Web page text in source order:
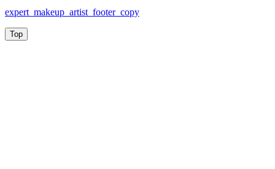
expert_makeup_artist_footer_copy
Top